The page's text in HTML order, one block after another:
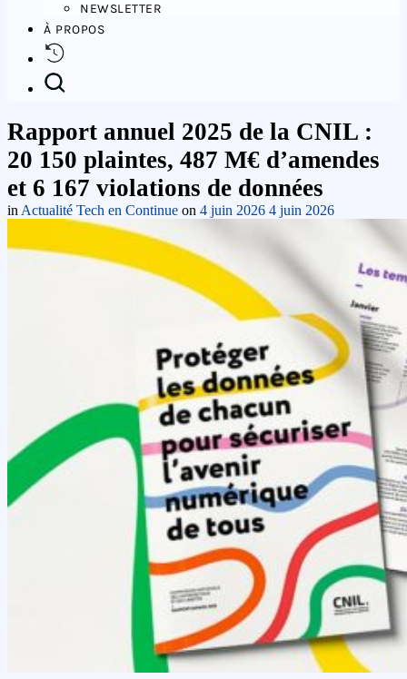
NEWSLETTER
À PROPOS
Rapport annuel 2025 de la CNIL :
20 150 plaintes, 487 M€ d’amendes
et 6 167 violations de données
in Actualité Tech en Continue on 4 juin 2026 4 juin 2026